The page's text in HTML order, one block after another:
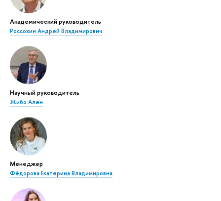
Академический руководитель
Россохин Андрей Владимирович
Научный руководитель
Жибо Ален
Менеджер
Фёдорова Екатерина Владимировна